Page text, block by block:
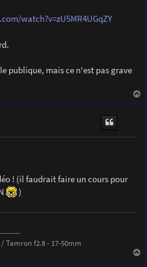
watch?v=zU5MR4UGqZY
publique, mais ce n'est pas grave
! (il faudrait faire un cours pour
)
Tamron f2.8 - 17-50mm